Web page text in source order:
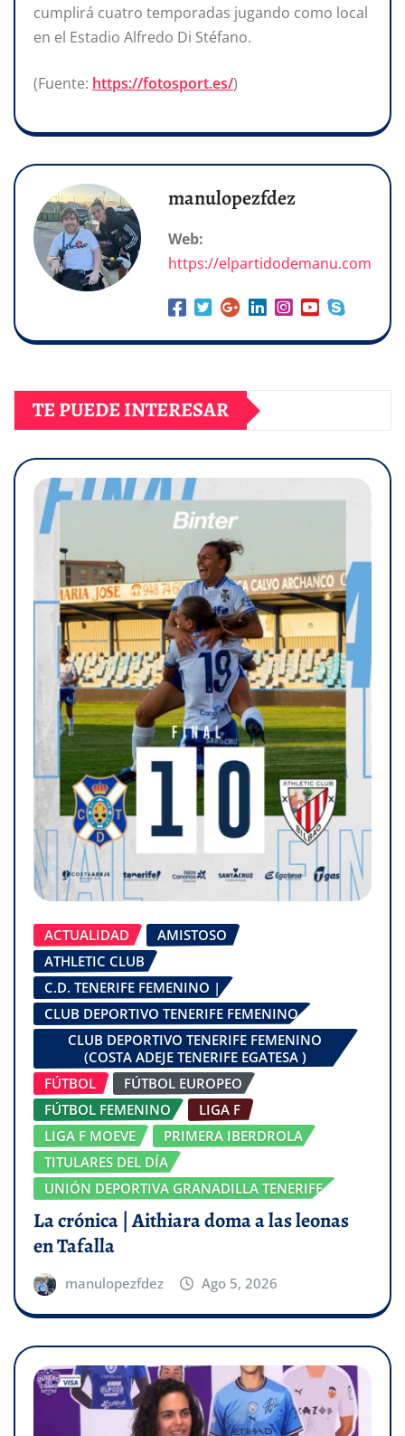
cumplirá cuatro temporadas jugando como local
en el Estadio Alfredo Di Stéfano.
(Fuente: https://fotosport.es/)
manulopezfdez
Web:
https://elpartidodemanu.com
TE PUEDE INTERESAR
ACTUALIDAD
AMISTOSO
ATHLETIC CLUB
C.D. TENERIFE FEMENINO |
CLUB DEPORTIVO TENERIFE FEMENINO
CLUB DEPORTIVO TENERIFE FEMENINO
(COSTA ADEJE TENERIFE EGATESA )
FÚTBOL
FÚTBOL EUROPEO
FÚTBOL FEMENINO
LIGA F
LIGA F MOEVE
PRIMERA IBERDROLA
TITULARES DEL DÍA
UNIÓN DEPORTIVA GRANADILLA TENERIFE
La crónica | Aithiara doma a las leonas
en Tafalla
manulopezfdez Ago 5, 2026